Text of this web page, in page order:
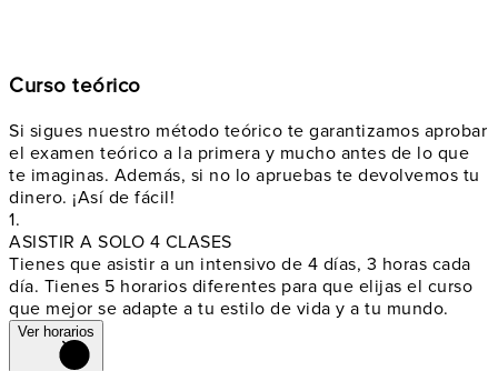
Curso teórico
Si sigues nuestro método teórico te garantizamos aprobar
el examen teórico a la primera y mucho antes de lo que
te imaginas. Además, si no lo apruebas te devolvemos tu
dinero. ¡Así de fácil!
1.
ASISTIR A SOLO 4 CLASES
Tienes que asistir a un intensivo de 4 días, 3 horas cada
día. Tienes 5 horarios diferentes para que elijas el curso
que mejor se adapte a tu estilo de vida y a tu mundo.
Ver horarios